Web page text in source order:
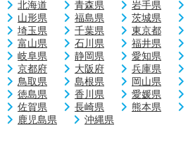
北海道 青森県 岩手県
山形県
福島県 茨城県
埼玉県
千葉県 東京都
富山県
石川県 福井県
岐阜県
静岡県 愛知県
京都府
大阪府 兵庫県
鳥取県
島根県 岡山県
徳島県
香川県 愛媛県
佐賀県
長崎県 熊本県
鹿児島県
沖縄県